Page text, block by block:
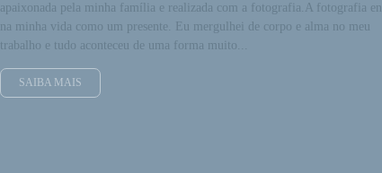
apaixonada pela minha família e realizada com a fotografia.A fotografia
na minha vida como um presente. Eu mergulhei de corpo e alma no meu
trabalho e tudo aconteceu de uma forma muito...
SAIBA MAIS